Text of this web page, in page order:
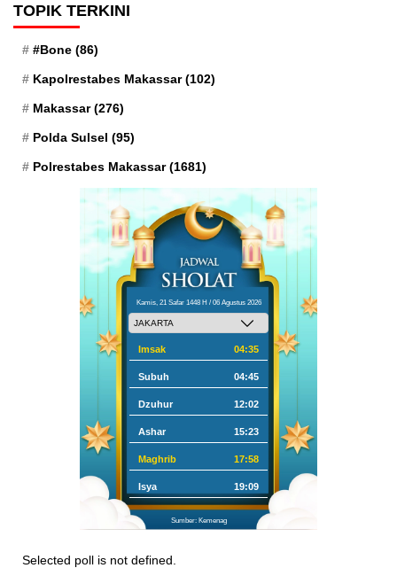
TOPIK TERKINI
#Bone (86)
Kapolrestabes Makassar(102)
Makassar(276)
Polda Sulsel (95)
Polrestabes Makassar(1681)
Kamis, 21 Safar 1448 H / 06 Agustus 2026
Imsak 04:35
Subuh 04:45
Dzuhur 12:02
Ashar 15:23
Maghrib 17:58
Isya 19:09
Sumber: Kemenag
Selected poll is not defined.